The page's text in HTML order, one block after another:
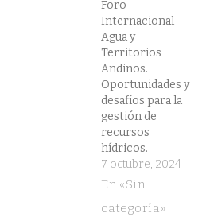
Foro
Internacional
Agua y
Territorios
Andinos.
Oportunidades y
desafíos para la
gestión de
recursos
hídricos.
7 octubre, 2024
En «Sin
categoría»